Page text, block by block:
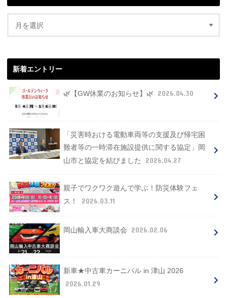
新着エントリー
🌿【GW休業のお知らせ】🌿 2026.04.30
「災害時おける電動車両等の支援及び帰宅困
難者等の一時滞在施設提供に関する協定」岡
山市と協定を結びました
2026.04.27
親子でワクワク遊んで学ぶ！防災体験フェ
ス！
2026.03.11
岡山輸入車大商談会 2026.02.06
新車★中古車カーニバル in 津山 2026
2026.01.29